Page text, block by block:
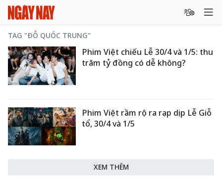
TAG "ĐỖ QUỐC TRUNG"
Phim Việt chiếu Lễ 30/4 và 1/5: thu
trăm tỷ đồng có dễ không?
Phim Việt rầm rộ ra rạp dịp Lễ Giỗ
tổ, 30/4 và 1/5
XEM THÊM